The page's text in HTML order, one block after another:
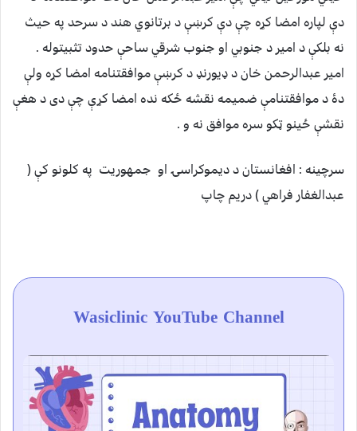
دې لپاره امضا کړه چې دې کرښې د برتانوي هند د سرحد په حيث
نه بلکې د امير د جنوبي او جنوب شرقي ساحې حدود تثبيتوله .
امير عبدالرحمن خان د ډيورنډ د کرښې موافقتنامه امضا کړه ولې
دۀ د موافقتنامې ضميمه نقشه ځکه نده امضا کړې چې دی د هغې
نقشې ځينو ټکو سره موافق نه و .
سرچينه : افغانستان د ديموکراسۍ او جمهوريت په کلونو کې (
عبدالغفار فراهي ) دريم چاپ
Wasiclinic YouTube Channel